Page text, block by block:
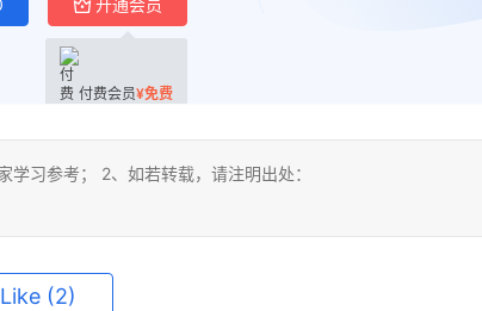
开通会员
付费会员¥免费
习参考； 2、如若转载，请注明出处：
(2)